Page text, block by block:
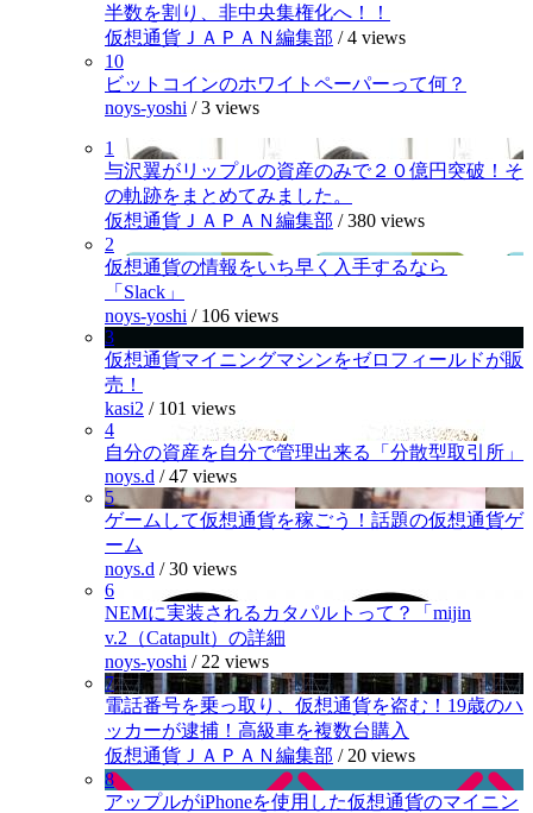
半数を割り、非中央集権化へ！！
仮想通貨ＪＡＰＡＮ編集部 /4 views
10
ビットコインのホワイトペーパーって何？
noys-yoshi /3 views
1
与沢翼がリップルの資産のみで２０億円突破！そ
の軌跡をまとめてみました。
仮想通貨ＪＡＰＡＮ編集部 /380 views
2
仮想通貨の情報をいち早く入手するなら
「Slack」
noys-yoshi / 106 views
3
仮想通貨マイニングマシンをゼロフィールドが販
売！
kasi2 / 101 views
4
自分の資産を自分で管理出来る「分散型取引所」
noys.d /47 views
5
ゲームして仮想通貨を稼ごう！話題の仮想通貨ゲ
ーム
noys.d /30 views
6
NEMに実装されるカタパルトって？「mijin
v.2（Catapult）の詳細
noys-yoshi / 22 views
7
電話番号を乗っ取り、仮想通貨を盗む！19歳のハ
ッカーが逮捕！高級車を複数台購入
仮想通貨ＪＡＰＡＮ編集部 / 20 views
8
アップルがiPhoneを使用した仮想通貨のマイニン